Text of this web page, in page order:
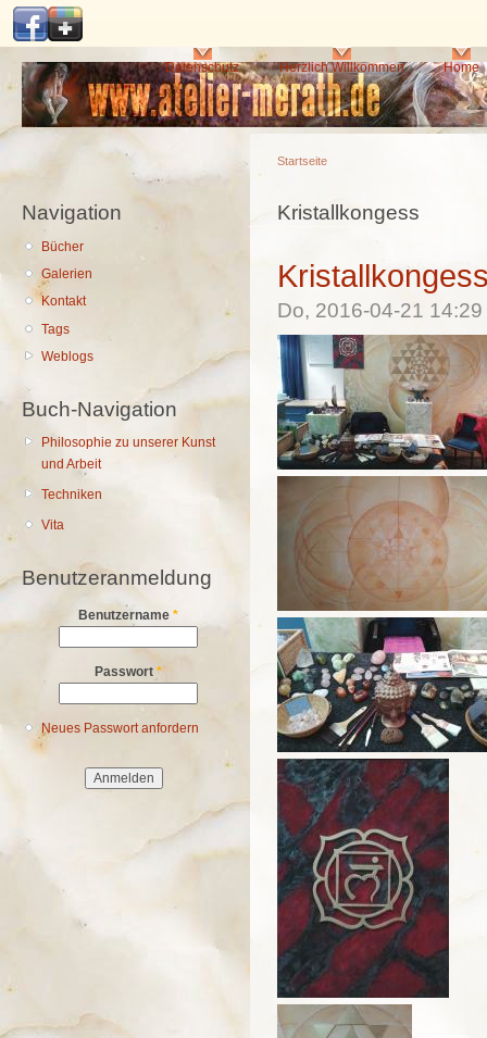
Hauptmenü Datenschutz Herzlich Willkommen Home
Navigation
Bücher
Galerien
Kontakt
Tags
Weblogs
Buch-Navigation
Philosophie zu unserer Kunst
und Arbeit
Techniken
Vita
Benutzeranmeldung
Benutzername *
Passwort *
Neues Passwort anfordern
Sie sind hier
Startseite
Kristallkongess
Do, 2016-04-21